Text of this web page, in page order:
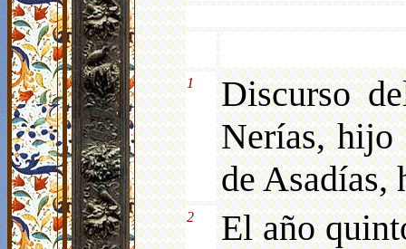
1
Discurso
Nerías, hijo
de Asadías,
2
El año